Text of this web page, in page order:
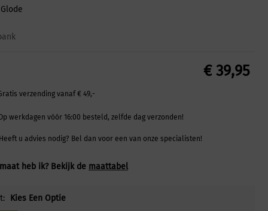
Glode
€39,95
verzending vanaf € 49,-
werkdagen vóór 16:00 besteld, zelfde dag verzonden!
u advies nodig? Bel dan voor een van onze specialisten!
heb ik? Bekijk de maattabel
Kies Een Optie